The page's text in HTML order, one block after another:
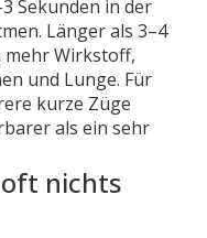
Sekunden in der
Länger als 3–4
mehr Wirkstoff,
und Lunge. Für
kurze Züge
als ein sehr
nichts